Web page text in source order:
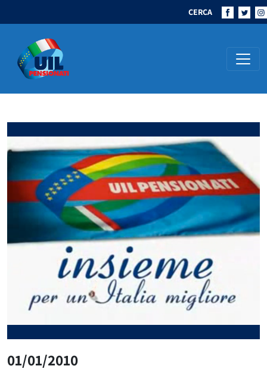
CERCA
Navigazione principale
01/01/2010